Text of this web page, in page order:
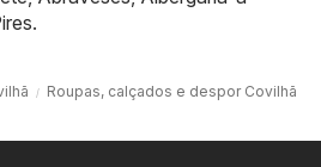
.
Roupas, calçados e despor Covilhã